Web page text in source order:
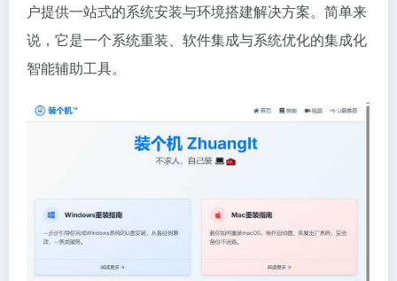
户提供一站式的系统安装与环境搭建解决方案。简单来
说，它是一个系统重装、软件集成与系统优化的集成化
智能辅助工具。